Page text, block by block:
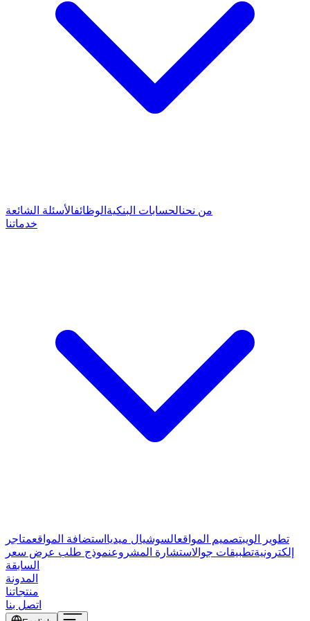
من نحنالحسابات البنكية الوظائفالأسئلة الشائعة
خدماتنا
تطوير الويبتصميم المواقعالسوشيال ميديا استضافة المواقعمتاجر
إلكترونيةتطبيقات جوالاستشارة المشروعنموذج طلب عرض سعر
السابقة
المدونة
منتجاتنا
اتصل بنا